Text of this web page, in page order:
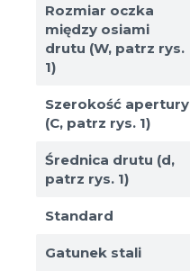
Rozmiar oczka
między osiami
drutu (W, patrz rys.
1)
Szerokość apertury
(C, patrz rys. 1)
Średnica drutu (d,
patrz rys. 1)
Standard
Gatunek stali